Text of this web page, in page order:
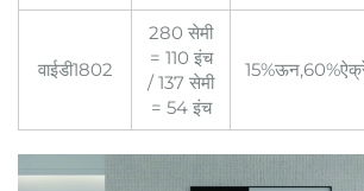
वाईडी1802
280 सेमी
= 110 इंच
/ 137 सेमी
= 54 इंच